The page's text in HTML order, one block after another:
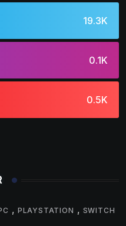
19.3K
0.1K
0.5K
, PLAYSTATION , SWITCH